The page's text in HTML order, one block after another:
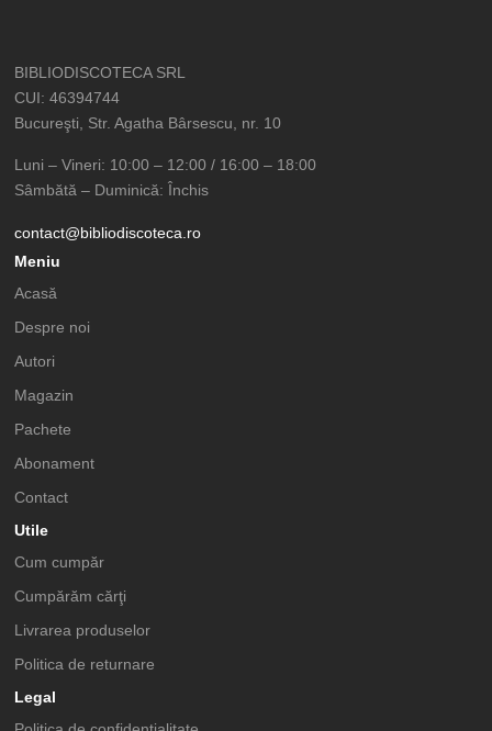
BIBLIODISCOTECA SRL
CUI: 46394744
Bucureşti, Str. Agatha Bârsescu, nr. 10
Luni – Vineri: 10:00 – 12:00 / 16:00 – 18:00
Sâmbătă – Duminică: Închis
contact@bibliodiscoteca.ro
Meniu
Acasă
Despre noi
Autori
Magazin
Pachete
Abonament
Contact
Utile
Cum cumpăr
Cumpărăm cărţi
Livrarea produselor
Politica de returnare
Legal